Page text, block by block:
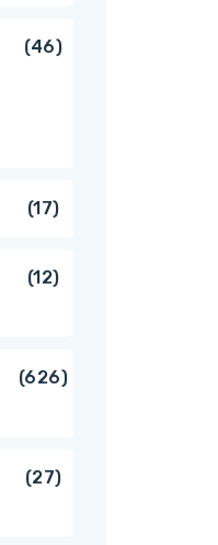
4646
1717
producten
1212
626626
2727